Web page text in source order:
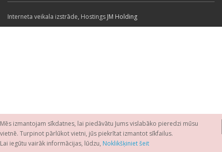
Interneta veikala izstrāde, Hostings JM Holding
Mēs izmantojam sīkdatnes, lai piedāvātu Jums vislabāko pieredzi mūsu
vietnē. Turpinot pārlūkot vietni, jūs piekrītat izmantot sīkfailus.
Lai iegūtu vairāk informācijas, lūdzu, Noklikšķiniet šeit